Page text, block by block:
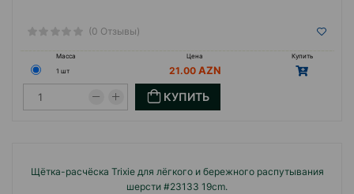
(0 Отзывы)
Масса Цена
Купить
1 шт
21.00
КУПИТЬ
Щётка-расчёска Trixie для лёгкого и бережного распутывания
шерсти #23133 19cm.